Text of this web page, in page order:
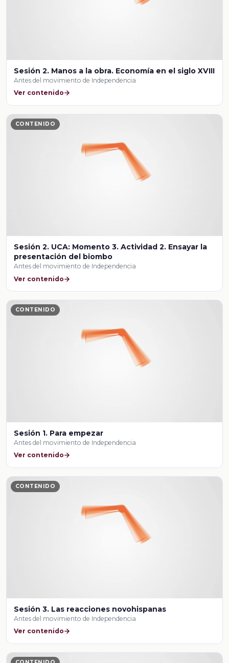
Sesión 2. Manos a la obra. Economía en el siglo XVIII
Antes del movimiento de Independencia
Ver contenido
CONTENIDO
Sesión 2. UCA: Momento 3. Actividad 2. Ensayar la
presentación del biombo
Antes del movimiento de Independencia
Ver contenido
CONTENIDO
Sesión 1. Para empezar
Antes del movimiento de Independencia
Ver contenido
CONTENIDO
Sesión 3. Las reacciones novohispanas
Antes del movimiento de Independencia
Ver contenido